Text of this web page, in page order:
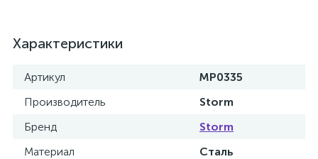
Характеристики
Артикул
MP0335
Производитель
Storm
Бренд
Storm
Материал
Сталь